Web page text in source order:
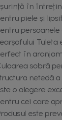
în
piele și
persoanele
Tuleta
în
sobră
netedă
o alegere
cei care
este